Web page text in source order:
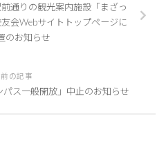
通りの観光案内施設「まざっ
会Webサイトトップページに
のお知らせ
前の記事
パス一般開放」中止のお知らせ